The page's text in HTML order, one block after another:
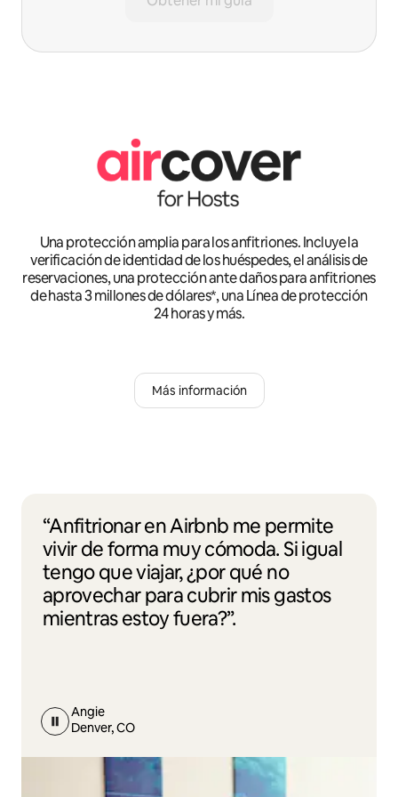
Una protección amplia para los anfitriones. Incluye la
verificación de identidad de los huéspedes, el análisis de
reservaciones, una protección ante daños para anfitriones
de hasta 3 millones de dólares*, una Línea de protección
24 horas y más.
Más información
“Anfitrionar en Airbnb me permite
vivir de forma muy cómoda. Si igual
tengo que viajar, ¿por qué no
aprovechar para cubrir mis gastos
mientras estoy fuera?”.
Angie
Denver, CO